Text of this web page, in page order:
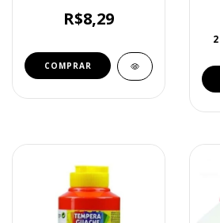
R$8,29
2